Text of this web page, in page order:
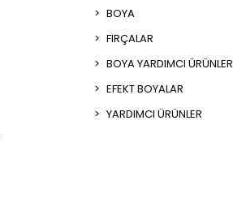
BOYA
FIRÇALAR
BOYA YARDIMCI ÜRÜNLER
EFEKT BOYALAR
YARDIMCI ÜRÜNLER